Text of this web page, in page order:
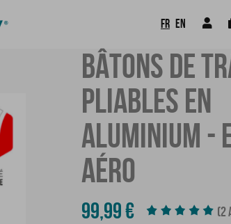
FR EN
BÂTONS DE
PLIABLES EN
ALUMINIUM -
AÉRO
99,99 € (2